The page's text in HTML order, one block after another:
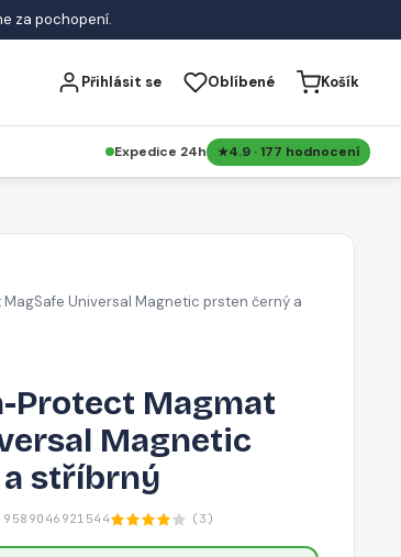
za pochopení.
Přihlásit se Oblíbené Košík
Expedice 24h 4.9 · 177 hodnocení
Universal Magnetic prsten černý a
Protect Magmat
Magnetic
stříbrný
(3)